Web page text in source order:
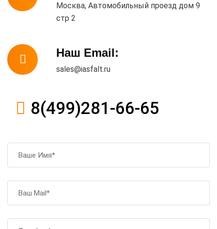
Москва, Автомобильный проезд дом 9
стр 2
Наш Email:
sales@iasfalt.ru
8(499)281-66-65